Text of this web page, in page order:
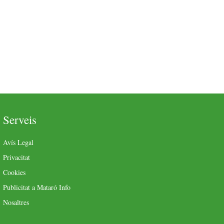
Serveis
Avís Legal
Privacitat
Cookies
Publicitat a Mataró Info
Nosaltres